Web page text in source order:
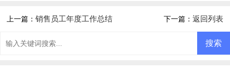
上一篇：销售员工年度工作总结 下一篇： 返回列表